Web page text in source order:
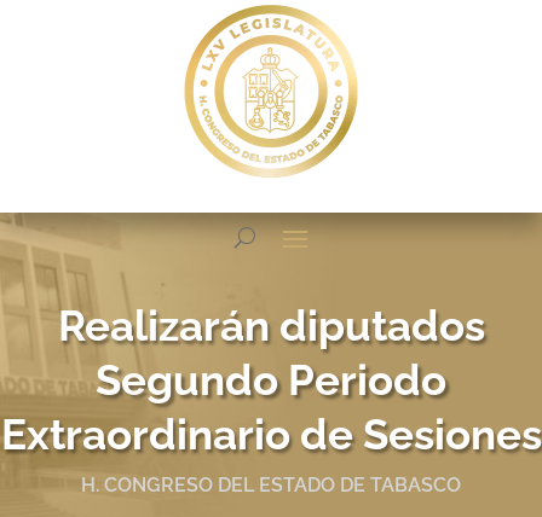
Realizarán diputados
Segundo Periodo
Extraordinario de Sesiones
H. CONGRESO DEL ESTADO DE TABASCO